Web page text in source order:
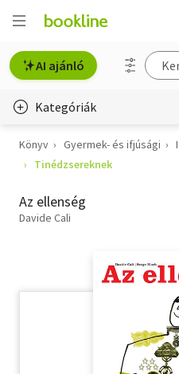
AI ajánló
Kategóriák
Életmód, egészség
Gyermek- és ifjúsági
Könyv Gyermek- és ifjúsági
Tinédzsereknek
Az ellenség
Davide Cali